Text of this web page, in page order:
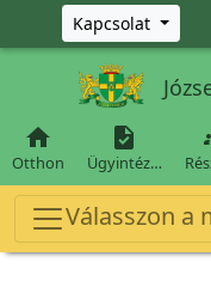
Ugrás a fő tartalomra
Kapcsolat

Otthon

Ügyintéz…
Válasszon a